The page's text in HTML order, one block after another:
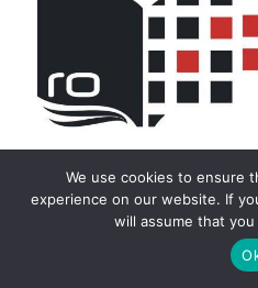
QUAD ÎNTRE
We use cookies to ensure
experience on our website. If
will assume that